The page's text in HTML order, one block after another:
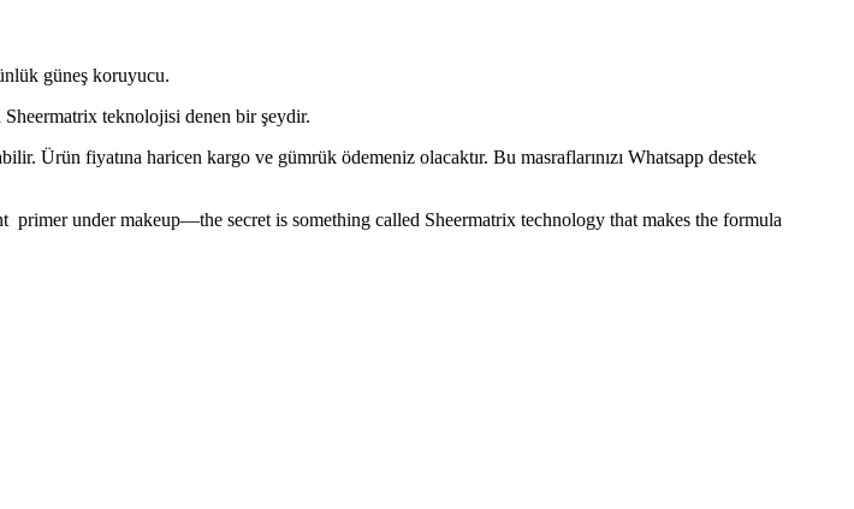
güneş koruyucu.
Sheermatrix teknolojisi denen bir şeydir.
Ürün fiyatına haricen kargo ve gümrük ödemeniz olacaktır. Bu masraflarınızı Whatsapp destek
under makeup—the secret is something called Sheermatrix technology that makes the formula